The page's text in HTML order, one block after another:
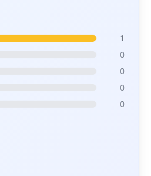
1
0
0
0
0